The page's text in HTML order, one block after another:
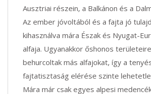
Ausztriai részein, a Balkánon és a
Az ember jóvoltából és a fajta jó
kihasználva mára Észak és Nyugat-
alfaja. Ugyanakkor őshonos
behurcoltak más alfajokat, így a
fajtatisztaság elérése szinte
Mára már csak egyes alpesi